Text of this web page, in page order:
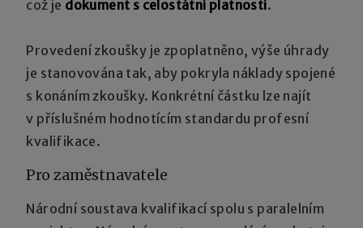
což je dokument s celostátní platností.
Provedení zkoušky je zpoplatněno, výše úhrady
je stanovována tak, aby pokryla náklady spojené
s konáním zkoušky. Konkrétní částku lze najít
v příslušném hodnotícím standardu profesní
kvalifikace.
Pro zaměstnavatele
Národní soustava kvalifikací spolu s paralelním